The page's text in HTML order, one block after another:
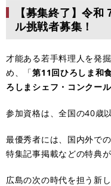
【募集終了】令
ル挑戦者募集！
才能ある若手料理人を発
め、「第11回ひろしま和
ろしまシェフ・コンクール
参加資格は、全国の40歳
最優秀者には、国内外で
特集記事掲載などの特典が
広島の次の時代を担う新